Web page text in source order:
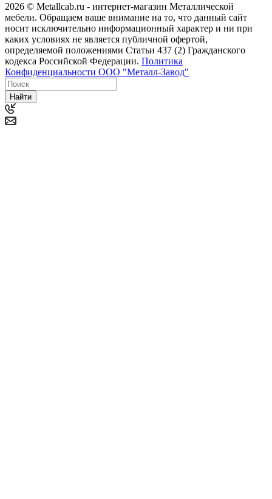
2026 © Metallcab.ru - интернет-магазин Металлической
мебели. Обращаем ваше внимание на то, что данный сайт
носит исключительно информационный характер и ни при
каких условиях не является публичной офертой,
определяемой положениями Статьи 437 (2) Гражданского
кодекса Российской Федерации. Политика
Конфиденциальности ООО "Металл-Завод"
Найти